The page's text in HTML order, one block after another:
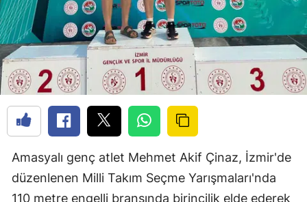
Amasyalı genç atlet Mehmet Akif Çinaz, İzmir'de
düzenlenen Milli Takım Seçme Yarışmaları'nda
110 metre engelli branşında birincilik elde ederek